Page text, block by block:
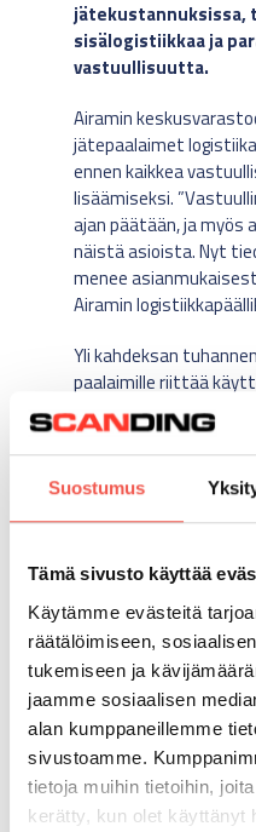
Suostumus
Tämä sivusto käyttää
Käytämme evästeitä
räätälöimiseen,
tukemiseen ja
jaamme sosiaalisen
alan kumppaneillemme
sivustoamme.
tietoja muihin tietoihin,
kerätty, kun olet käyttänyt
sisälogistiikkaa ja
vastuullisuutta.
Airamin
jätepaalaimet
ennen kaikkea
lisäämiseksi.
ajan päätään, ja
näistä asioista. Nyt
menee
Airamin
Yli kahdeksan
paalaimille riittää
pahvijätettä
syntyy sama määrä
Norss sanoo. ”Ennen
kymmeniä
talvipakkasillakin. Se
koko prosessin
Keravan
kolmelle paalaimelle.
825 -paalain, jota
paalaamiseen.
käytetään narua.
käytössä kaksi
joissa sidonta